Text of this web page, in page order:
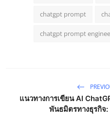
chatgpt prompt
chatgpt prompt
แนวทางการเขียน AI
พันธมิตรทางธุรกิจ